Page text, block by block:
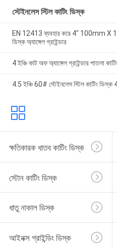
স্টেইনলেস স্টিল কাটিং ডিস্ক
EN 12413 ব্যবহার করে 4" 100mm X
ডিস্ক অ্যাঙ্গেল গ্রাইন্ডার
4 ইঞ্চি কাট অফ অ্যাঙ্গেল গ্রাইন্ডার পাতলা
4.5 ইঞ্চি 60# স্টেইনলেস স্টিল কাটিং
ক্ষতিকারক ধাতব কাটিং ডিস্ক
স্টোন কাটিং ডিস্ক
ধাতু নাকাল ডিস্ক
আইনক্স গ্রাইন্ডিং ডিস্ক